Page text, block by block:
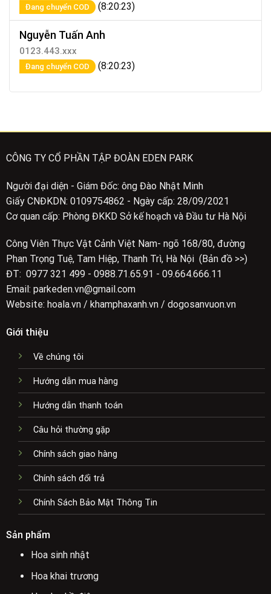
Đang chuyển COD (8:20:23)
Nguyễn Tuấn Anh
0123.443.xxx
Đang chuyển COD (8:20:23)
CÔNG TY CỔ PHẦN TẬP ĐOÀN EDEN PARK
Người đại diện - Giám Đốc: ông Đào Nhật Minh
Giấy CNĐKDN: 0109754862 - Ngày cấp: 28/09/2021
Cơ quan cấp: Phòng ĐKKD Sở kế hoạch và Đầu tư Hà Nội
Công Viên Thực Vật Cảnh Việt Nam- ngõ 168/80, đường
Phan Trọng Tuệ, Tam Hiệp, Thanh Trì, Hà Nội (Bản đồ >>)
ĐT: 0977 321 499 - 0988.71.65.91 - 09.664.666.11
Email: parkeden.vn@gmail.com
Website: hoala.vn / khamphaxanh.vn / dogosanvuon.vn
Giới thiệu
Về chúng tôi
Hướng dẫn mua hàng
Hướng dẫn thanh toán
Câu hỏi thường gặp
Chính sách giao hàng
Chính sách đổi trả
Chính Sách Bảo Mật Thông Tin
Sản phẩm
Hoa sinh nhật
Hoa khai trương